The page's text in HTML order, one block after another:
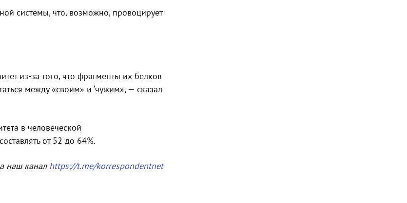
системы, что, возможно, провоцирует
из-за того, что фрагменты их белков
между «своим» и ‘чужим», — сказал
в человеческой
от 52 до 64%.
наш канал https://t.me/korrespondentnet